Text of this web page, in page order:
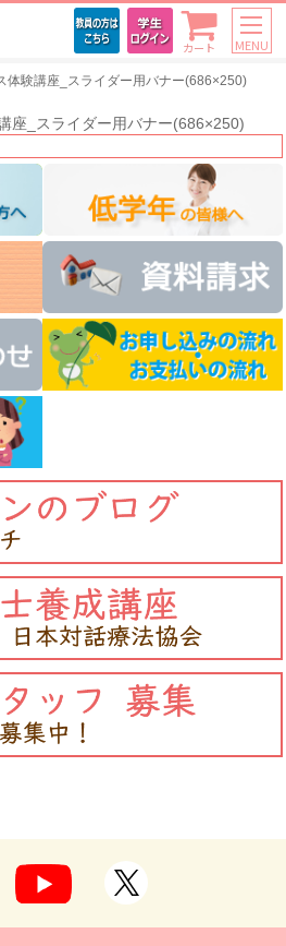
カート MENU
体験講座_スライダー用バナー(686×250)
座_スライダー用バナー(686×250)